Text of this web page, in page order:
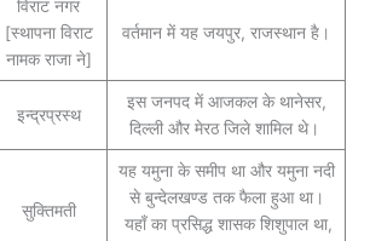
विराट नगर
[स्थापना विराट
नामक राजा ने]
वर्तमान में यह जयपुर, राजस्थान है।
इन्द्रप्रस्थ
इस जनपद में आजकल के थानेसर,
दिल्ली और मेरठ जिले शामिल थे।
सुक्तिमती
यह यमुना के समीप था और यमुना नदी
से बुन्देलखण्ड तक फैला हुआ था।
यहाँ का प्रसिद्ध शासक शिशुपाल था,